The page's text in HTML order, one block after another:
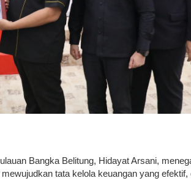
Bangka Belitung, Hidayat Arsani,
tata kelola keuangan yang efektif,